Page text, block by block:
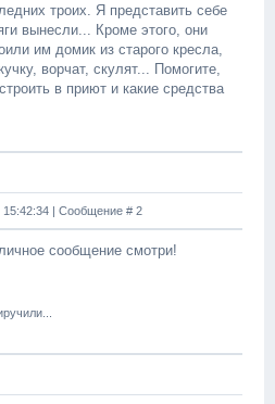
троих. Я представить себе
вынесли... Кроме этого, они
им домик из старого кресла,
ворчат, скулят... Помогите,
в приют и какие средства
15:42:34 | Сообщение # 2
сообщение смотри!